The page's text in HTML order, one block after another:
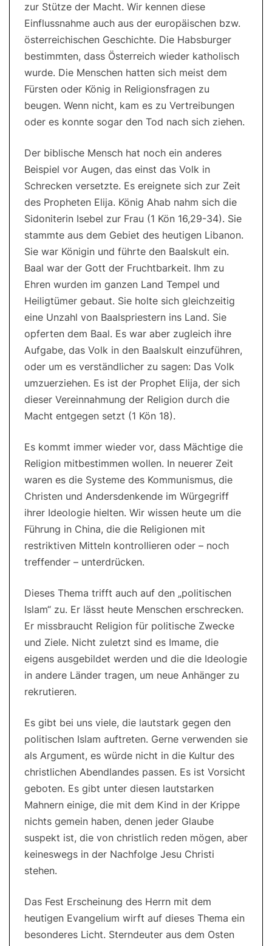
zur Stütze der Macht. Wir kennen diese
Einflussnahme auch aus der europäischen bzw.
österreichischen Geschichte. Die Habsburger
bestimmten, dass Österreich wieder katholisch
wurde. Die Menschen hatten sich meist dem
Fürsten oder König in Religionsfragen zu
beugen. Wenn nicht, kam es zu Vertreibungen
oder es konnte sogar den Tod nach sich ziehen.
Der biblische Mensch hat noch ein anderes
Beispiel vor Augen, das einst das Volk in
Schrecken versetzte. Es ereignete sich zur Zeit
des Propheten Elija. König Ahab nahm sich die
Sidoniterin Isebel zur Frau (1 Kön 16,29-34). Sie
stammte aus dem Gebiet des heutigen Libanon.
Sie war Königin und führte den Baalskult ein.
Baal war der Gott der Fruchtbarkeit. Ihm zu
Ehren wurden im ganzen Land Tempel und
Heiligtümer gebaut. Sie holte sich gleichzeitig
eine Unzahl von Baalspriestern ins Land. Sie
opferten dem Baal. Es war aber zugleich ihre
Aufgabe, das Volk in den Baalskult einzuführen,
oder um es verständlicher zu sagen: Das Volk
umzuerziehen. Es ist der Prophet Elija, der sich
dieser Vereinnahmung der Religion durch die
Macht entgegen setzt (1 Kön 18).
Es kommt immer wieder vor, dass Mächtige die
Religion mitbestimmen wollen. In neuerer Zeit
waren es die Systeme des Kommunismus, die
Christen und Andersdenkende im Würgegriff
ihrer Ideologie hielten. Wir wissen heute um die
Führung in China, die die Religionen mit
restriktiven Mitteln kontrollieren oder – noch
treffender – unterdrücken.
Dieses Thema trifft auch auf den „politischen
Islam“ zu. Er lässt heute Menschen erschrecken.
Er missbraucht Religion für politische Zwecke
und Ziele. Nicht zuletzt sind es Imame, die
eigens ausgebildet werden und die die Ideologie
in andere Länder tragen, um neue Anhänger zu
rekrutieren.
Es gibt bei uns viele, die lautstark gegen den
politischen Islam auftreten. Gerne verwenden sie
als Argument, es würde nicht in die Kultur des
christlichen Abendlandes passen. Es ist Vorsicht
geboten. Es gibt unter diesen lautstarken
Mahnern einige, die mit dem Kind in der Krippe
nichts gemein haben, denen jeder Glaube
suspekt ist, die von christlich reden mögen, aber
keineswegs in der Nachfolge Jesu Christi
stehen.
Das Fest Erscheinung des Herrn mit dem
heutigen Evangelium wirft auf dieses Thema ein
besonderes Licht. Sterndeuter aus dem Osten